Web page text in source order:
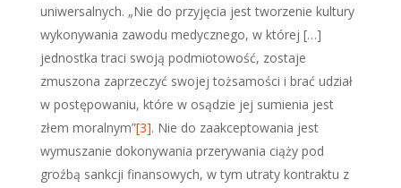
uniwersalnych. „Nie do przyjęcia jest tworzenie kultury
wykonywania zawodu medycznego, w której […]
jednostka traci swoją podmiotowość, zostaje
zmuszona zaprzeczyć swojej tożsamości i brać udział
w postępowaniu, które w osądzie jej sumienia jest
złem moralnym”[3]. Nie do zaakceptowania jest
wymuszanie dokonywania przerywania ciąży pod
groźbą sankcji finansowych, w tym utraty kontraktu z